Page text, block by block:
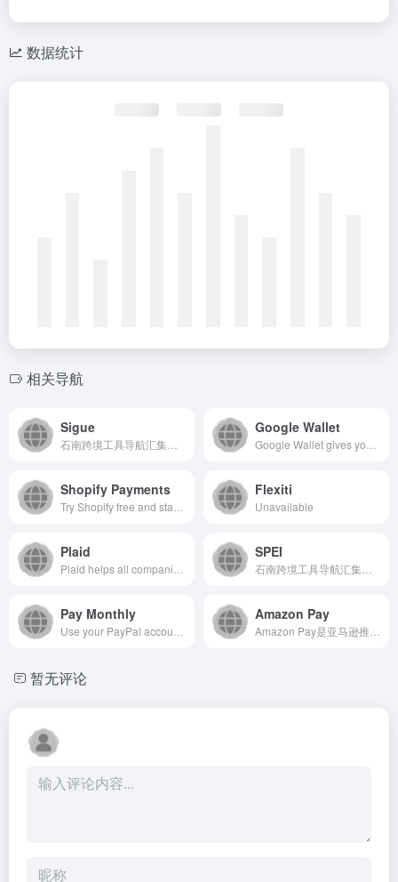
数据统计
相关导航
Sigue Google Wallet
Shopify Payments Flexiti
Unavailable
Plaid SPEI
Pay Monthly Amazon Pay
暂无评论